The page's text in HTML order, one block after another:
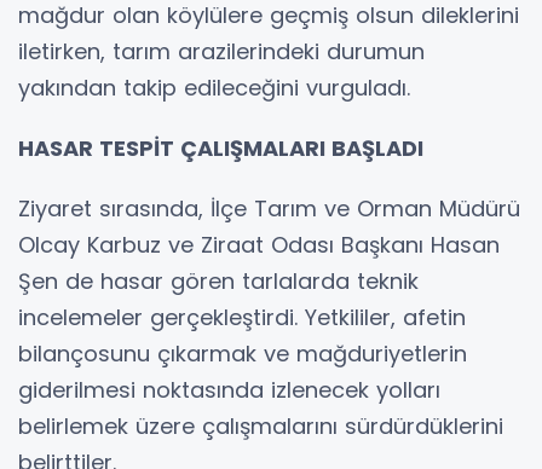
mağdur olan köylülere geçmiş olsun dileklerini
iletirken, tarım arazilerindeki durumun
yakından takip edileceğini vurguladı.
HASAR TESPİT ÇALIŞMALARI BAŞLADI
Ziyaret sırasında, İlçe Tarım ve Orman Müdürü
Olcay Karbuz ve Ziraat Odası Başkanı Hasan
Şen de hasar gören tarlalarda teknik
incelemeler gerçekleştirdi. Yetkililer, afetin
bilançosunu çıkarmak ve mağduriyetlerin
giderilmesi noktasında izlenecek yolları
belirlemek üzere çalışmalarını sürdürdüklerini
belirttiler.